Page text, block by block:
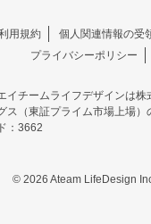
用規約
個人関連情報の受
プライバシーポリシー
イチームライフデザインは株
ス（東証プライム市場上場）
：3662
© 2026 Ateam LifeDesign